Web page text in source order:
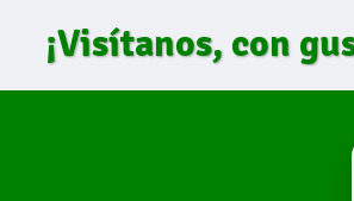
¡Visítanos, con